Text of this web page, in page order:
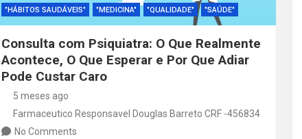
"HÁBITOS SAUDÁVEIS"
"MEDICINA" "QUALIDADE" "SAÚDE"
Consulta com Psiquiatra: O Que Realmente
Acontece, O Que Esperar e Por Que Adiar
Pode Custar Caro
5 meses ago
Farmaceutico Responsavel Douglas Barreto CRF -456834
No Comments